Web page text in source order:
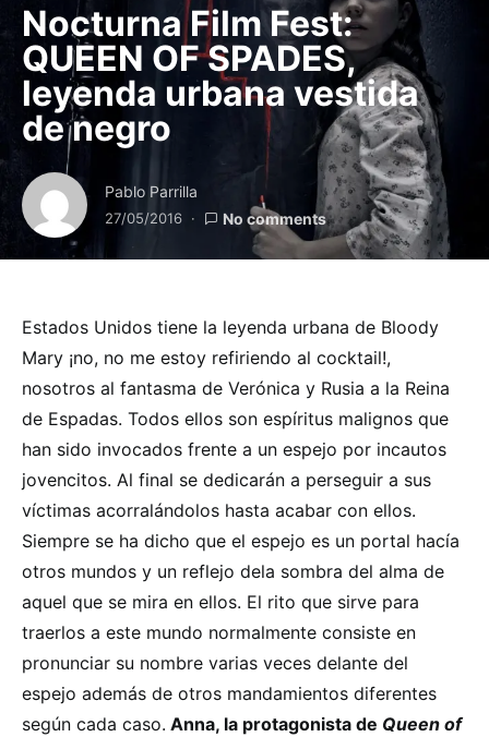
Nocturna Film Fest:
QUEEN OF SPADES,
leyenda urbana vestida
de negro
Pablo Parrilla
27/05/2016 No comments
Estados Unidos tiene la leyenda urbana de Bloody
Mary ¡no, no me estoy refiriendo al cocktail!,
nosotros al fantasma de Verónica y Rusia a la Reina
de Espadas. Todos ellos son espíritus malignos que
han sido invocados frente a un espejo por incautos
jovencitos. Al final se dedicarán a perseguir a sus
víctimas acorralándolos hasta acabar con ellos.
Siempre se ha dicho que el espejo es un portal hacía
otros mundos y un reflejo dela sombra del alma de
aquel que se mira en ellos. El rito que sirve para
traerlos a este mundo normalmente consiste en
pronunciar su nombre varias veces delante del
espejo además de otros mandamientos diferentes
según cada caso. Anna, la protagonista de Queen of